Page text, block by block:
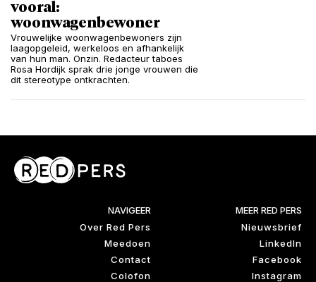
vooral:
woonwagenbewoner
Vrouwelijke woonwagenbewoners zijn
laagopgeleid, werkeloos en afhankelijk
van hun man. Onzin. Redacteur taboes
Rosa Hordijk sprak drie jonge vrouwen die
dit stereotype ontkrachten.
NAVIGEER
Over Red Pers
Meedoen
Contact
Colofon
MEER RED PERS
Nieuwsbrief
LinkedIn
Facebook
Instagram